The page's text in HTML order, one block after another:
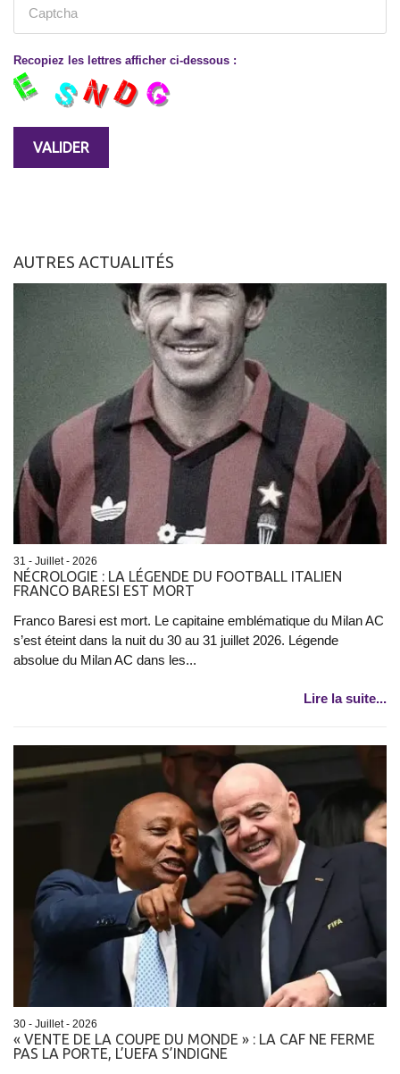
Recopiez les lettres afficher ci-dessous :
AUTRES ACTUALITÉS
31 - Juillet - 2026
NÉCROLOGIE : LA LÉGENDE DU FOOTBALL ITALIEN
FRANCO BARESI EST MORT
Franco Baresi est mort. Le capitaine emblématique du Milan AC
s’est éteint dans la nuit du 30 au 31 juillet 2026. Légende
absolue du Milan AC dans les...
Lire la suite...
30 - Juillet - 2026
« VENTE DE LA COUPE DU MONDE » : LA CAF NE FERME
PAS LA PORTE, L’UEFA S’INDIGNE